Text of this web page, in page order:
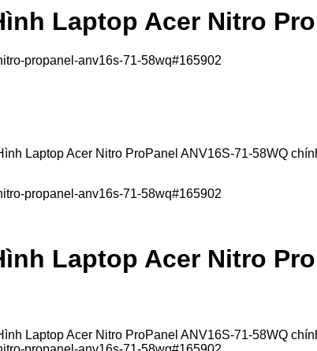
Laptop Acer Nitro
Laptop Acer Nitro ProPanel ANV16S-71-58WQ
Laptop Acer Nitro
Laptop Acer Nitro ProPanel ANV16S-71-58WQ